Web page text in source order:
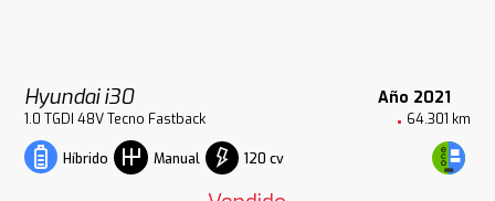
Hyundai i30 Año 2021
1.0 TGDI 48V Tecno Fastback 64.301 km
Híbrido Manual 120 cv